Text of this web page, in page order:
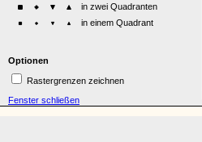
Optionen
Rastergrenzen zeichnen
Fenster schließen